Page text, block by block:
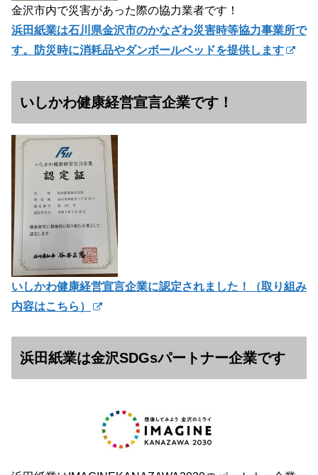
金沢市内で災害があった際の協力業者です！
浜田紙業は石川県金沢市のかなざわ災害時等協力事業所で
す。防災時に消耗品やダンボールベッドを提供します
いしかわ健康経営宣言企業です！
いしかわ健康経営宣言企業に認定されました！（取り組み
内容はこちら）
浜田紙業は金沢SDGsパートナー企業です